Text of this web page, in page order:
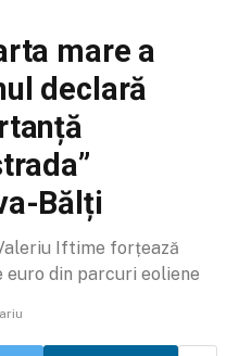
mare a
declară
Bălți
Iftime forțează
euro din parcuri eoliene